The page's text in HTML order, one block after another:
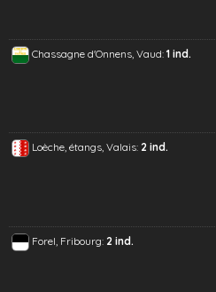
Chassagne d'Onnens, Vaud: 1 ind.
Loèche, étangs, Valais: 2 ind.
Forel, Fribourg: 2 ind.